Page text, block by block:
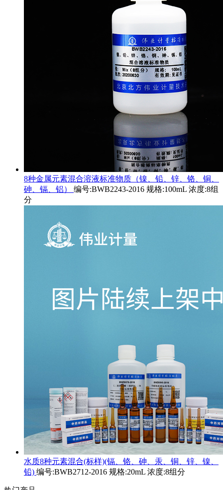
8种金属元素混合溶液标准物质（镍、铅、锌、铬、铜、
砷、镉、铝） 编号:BWB2243-2016 规格:100mL 浓度:8组
分
水质8种元素混合(标样)(镉、铬、砷、汞、铜、锌、镍、
铅) 编号:BWB2712-2016 规格:20mL 浓度:8组分